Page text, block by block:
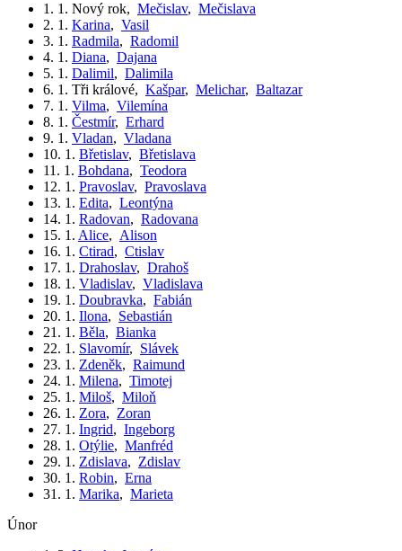
1. 1. Nový rok, Mečislav, Mečislava
2. 1. Karina, Vasil
3. 1. Radmila, Radomil
4. 1. Diana, Dajana
5. 1. Dalimil, Dalimila
6. 1. Tři králové, Kašpar, Melichar, Baltazar
7. 1. Vilma, Vilemína
8. 1. Čestmír, Erhard
9. 1. Vladan, Vladana
10. 1. Břetislav, Břetislava
11. 1. Bohdana, Teodora
12. 1. Pravoslav, Pravoslava
13. 1. Edita, Leontýna
14. 1. Radovan, Radovana
15. 1. Alice, Alison
16. 1. Ctirad, Ctislav
17. 1. Drahoslav, Drahoš
18. 1. Vladislav, Vladislava
19. 1. Doubravka, Fabián
20. 1. Ilona, Sebastián
21. 1. Běla, Bianka
22. 1. Slavomír, Slávek
23. 1. Zdeněk, Raimund
24. 1. Milena, Timotej
25. 1. Miloš, Miloň
26. 1. Zora, Zoran
27. 1. Ingrid, Ingeborg
28. 1. Otýlie, Manfréd
29. 1. Zdislava, Zdislav
30. 1. Robin, Erna
31. 1. Marika, Marieta
únor